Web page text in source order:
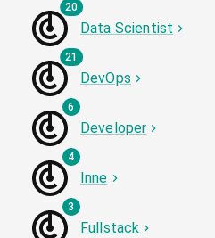
20
Data Scientist
21
DevOps
6
Developer
4
Inne
3
Fullstack